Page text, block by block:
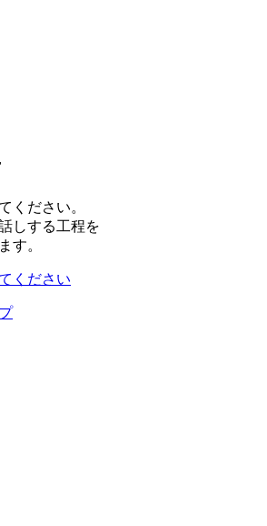
ください。
しする工程を
す。
ください